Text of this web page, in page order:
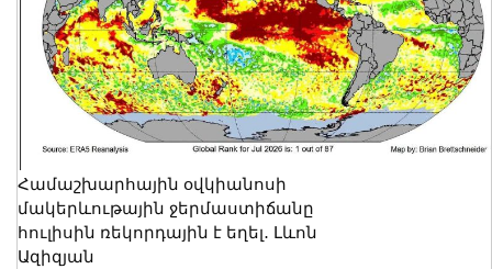
Համաշխարհային օվկիանոսի
մակերևութային ջերմաստիճանը
հուլիսին ռեկորդային է եղել․ Լևոն
Ազիզյան